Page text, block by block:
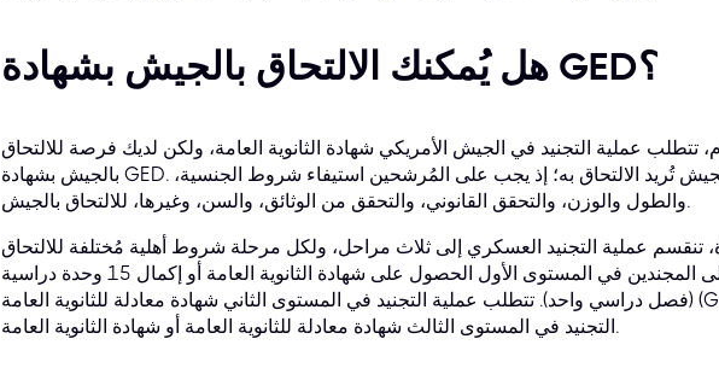
هل يُمكنك الالتحاق بالجيش بشهادة GED؟
تتطلب عملية التجنيد في الجيش الأمريكي شهادة الثانوية العامة، ولكن لديك فرصة للالتحاق
بالجيش بشهادة GED. لا يهم أي فرع من فروع الجيش تُريد الالتحاق به؛ إذ يجب على المُرشحين استيفاء شروط الجنسية،
والطول والوزن، والتحقق القانوني، والتحقق من الوثائق، والسن، وغيرها، للالتحاق بالجيش.
تنقسم عملية التجنيد العسكري إلى ثلاث مراحل، ولكل مرحلة شروط أهلية مُختلفة للالتحاق
بالقوات المسلحة. يجب على المجندين في المستوى الأول الحصول على شهادة الثانوية العامة أو إكمال 15 وحدة دراسية
(فصل دراسي واحد). تتطلب عملية التجنيد في المستوى الثاني شهادة معادلة للثانوية العامة (GED)، بينما لا تتطلب عملية
التجنيد في المستوى الثالث شهادة معادلة للثانوية العامة أو شهادة الثانوية العامة.